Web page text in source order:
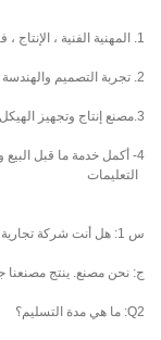
1. المهنية الفنية ، الإنتاج ، فريق المبيعات لأكثر من 10 سنوات
2. تجربة التصميم والهندسة الغنية في الأسواق المحلية والأجنبية
3.مصنع إنتاج وتجهيز الهيكل الصلب الخاصة ، بأسعار تنافسية ومنتجات ذات جودة عالية.
4- أكمل خدمة ما قبل البيع وما بعد البيع بمساعدة تقنية عبر الإنترنت وفي الموقع.
التعليمات
س 1: هل أنت شركة تجارية أو شركة مصنعة؟
ج: نحن مصنع. ينتج مصنعنا
Q2: ما هي مدة التسليم؟